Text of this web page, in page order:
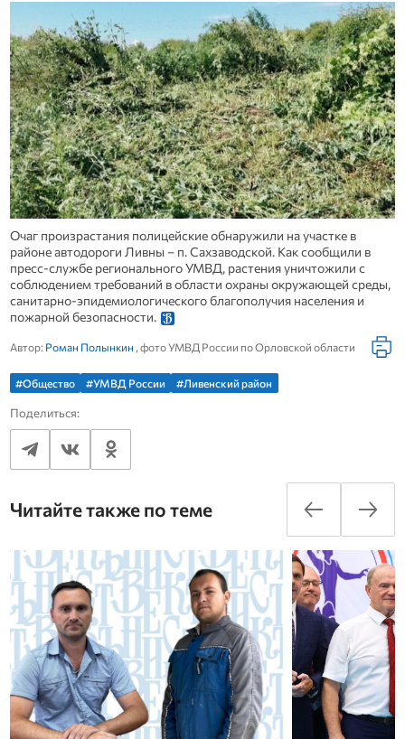
Очаг произрастания полицейские обнаружили на участке в
районе автодороги Ливны – п. Сахзаводской. Как сообщили в
пресс-службе регионального УМВД, растения уничтожили с
соблюдением требований в области охраны окружающей среды,
санитарно-эпидемиологического благополучия населения и
пожарной безопасности.
Автор: Роман Полынкин , фото УМВД России по Орловской области
#Общество #УМВД России #Ливенский район
Поделиться:
Читайте также по теме